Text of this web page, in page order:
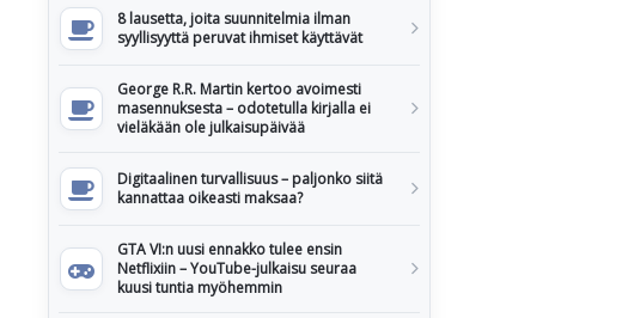
8 lausetta, joita suunnitelmia ilman
syyllisyyttä peruvat ihmiset käyttävät
George R.R. Martin kertoo avoimesti
masennuksesta – odotetulla kirjalla ei
vieläkään ole julkaisupäivää
Digitaalinen turvallisuus – paljonko siitä
kannattaa oikeasti maksaa?
GTA VI:n uusi ennakko tulee ensin
Netflixiin – YouTube-julkaisu seuraa
kuusi tuntia myöhemmin